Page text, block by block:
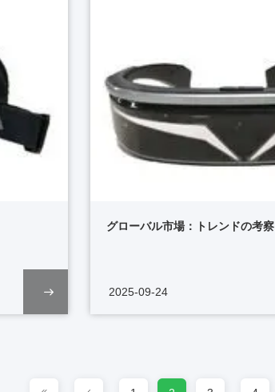
グローバル市場：トレンドの考察
2025-09-24